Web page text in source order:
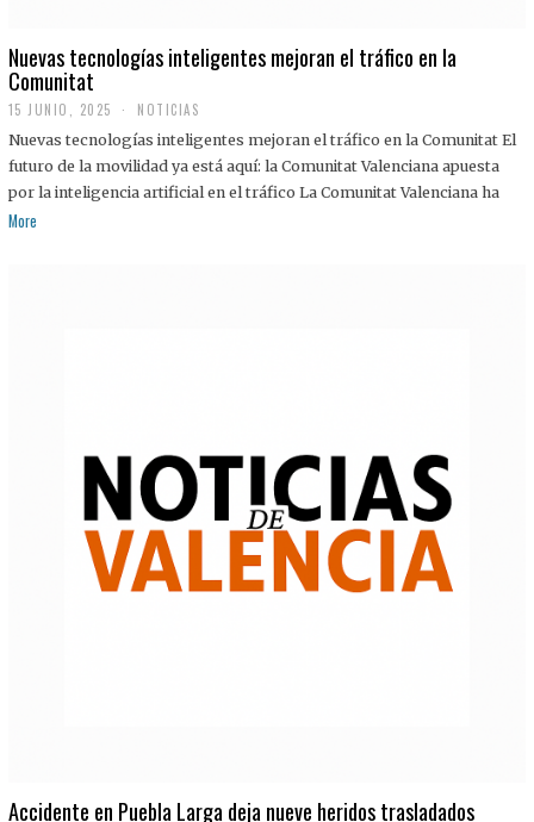
Nuevas tecnologías inteligentes mejoran el tráfico en la
Comunitat
15 JUNIO, 2025 NOTICIAS
Nuevas tecnologías inteligentes mejoran el tráfico en la Comunitat El
futuro de la movilidad ya está aquí: la Comunitat Valenciana apuesta
por la inteligencia artificial en el tráfico La Comunitat Valenciana ha
More
Accidente en Puebla Larga deja nueve heridos trasladados